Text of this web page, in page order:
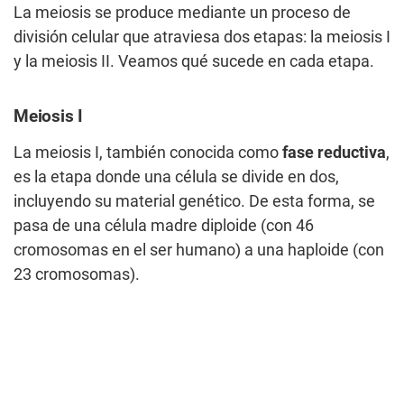
La meiosis se produce mediante un proceso de
división celular que atraviesa dos etapas: la meiosis I
y la meiosis II. Veamos qué sucede en cada etapa.
Meiosis I
La meiosis I, también conocida como fase reductiva,
es la etapa donde una célula se divide en dos,
incluyendo su material genético. De esta forma, se
pasa de una célula madre diploide (con 46
cromosomas en el ser humano) a una haploide (con
23 cromosomas).